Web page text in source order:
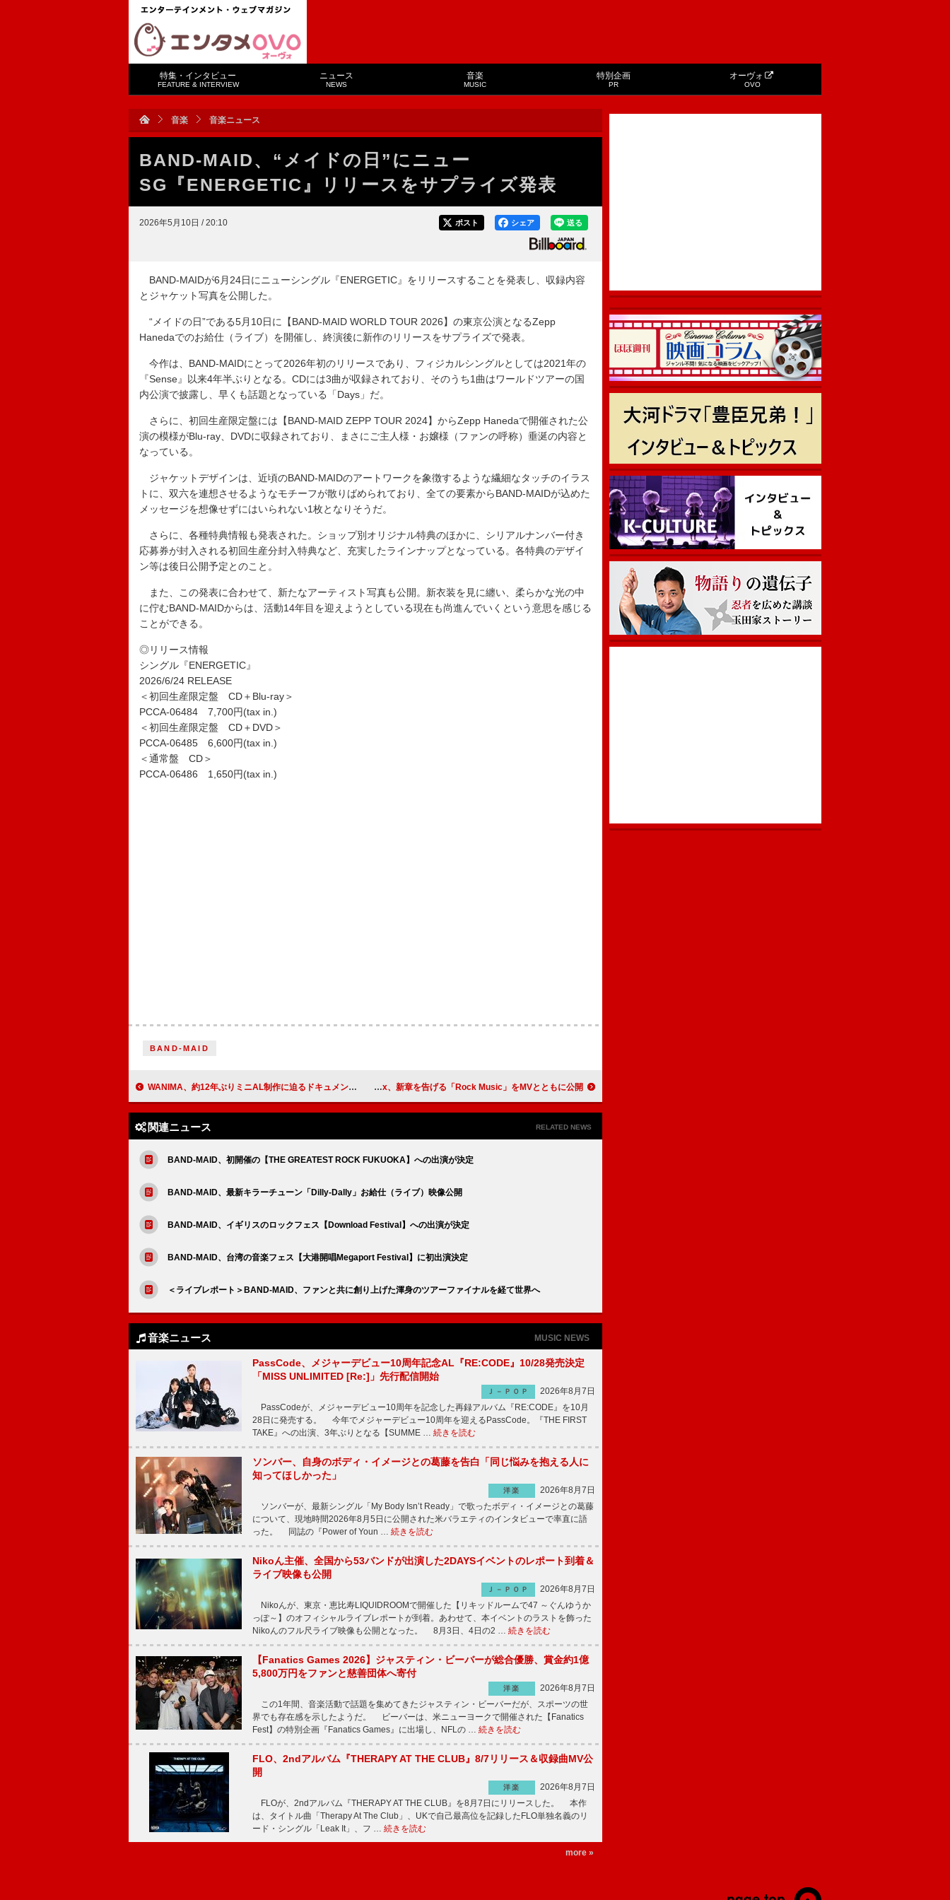
特集・インタビュー
FEATURE & INTERVIEW
ニュース
NEWS
音楽
MUSIC
特別企画
PR
オーヴォ
OVO
音楽 音楽ニュース
BAND-MAID、“メイドの日”にニュー
SG『ENERGETIC』リリースをサプライズ発表
2026年5月10日 / 20:10 送る
シェア
ポスト
BAND-MAIDが6月24日にニューシングル『ENERGETIC』をリリースすることを発表し、収録内容
とジャケット写真を公開した。
“メイドの日”である5月10日に【BAND-MAID WORLD TOUR 2026】の東京公演となるZepp
Hanedaでのお給仕（ライブ）を開催し、終演後に新作のリリースをサプライズで発表。
今作は、BAND-MAIDにとって2026年初のリリースであり、フィジカルシングルとしては2021年の
『Sense』以来4年半ぶりとなる。CDには3曲が収録されており、そのうち1曲はワールドツアーの国
内公演で披露し、早くも話題となっている「Days」だ。
さらに、初回生産限定盤には【BAND-MAID ZEPP TOUR 2024】からZepp Hanedaで開催された公
演の模様がBlu-ray、DVDに収録されており、まさにご主人様・お嬢様（ファンの呼称）垂涎の内容と
なっている。
ジャケットデザインは、近頃のBAND-MAIDのアートワークを象徴するような繊細なタッチのイラス
トに、双六を連想させるようなモチーフが散りばめられており、全ての要素からBAND-MAIDが込めた
メッセージを想像せずにはいられない1枚となりそうだ。
さらに、各種特典情報も発表された。ショップ別オリジナル特典のほかに、シリアルナンバー付き
応募券が封入される初回生産分封入特典など、充実したラインナップとなっている。各特典のデザイ
ン等は後日公開予定とのこと。
また、この発表に合わせて、新たなアーティスト写真も公開。新衣装を見に纏い、柔らかな光の中
に佇むBAND-MAIDからは、活動14年目を迎えようとしている現在も尚進んでいくという意思を感じる
ことができる。
◎リリース情報
シングル『ENERGETIC』
2026/6/24 RELEASE
＜初回生産限定盤 CD＋Blu-ray＞
PCCA-06484 7,700円(tax in.)
＜初回生産限定盤 CD＋DVD＞
PCCA-06485 6,600円(tax in.)
＜通常盤 CD＞
PCCA-06486 1,650円(tax in.)
BAND-MAID
WANIMA、約12年ぶりミニAL制作に迫るドキュメンタリー映像公開 チャーリーxcx、新章を告げる「Rock Music」をMVとともに公開
関連ニュース RELATED NEWS
BAND-MAID、初開催の【THE GREATEST ROCK FUKUOKA】への出演が決定
BAND-MAID、最新キラーチューン「Dilly-Dally」お給仕（ライブ）映像公開
BAND-MAID、イギリスのロックフェス【Download Festival】への出演が決定
BAND-MAID、台湾の音楽フェス【大港開唱Megaport Festival】に初出演決定
＜ライブレポート＞BAND-MAID、ファンと共に創り上げた渾身のツアーファイナルを経て世界へ
音楽ニュース MUSIC NEWS
PassCode、メジャーデビュー10周年記念AL『RE:CODE』10/28発売決定
「MISS UNLIMITED [Re:]」先行配信開始
Ｊ－ＰＯＰ
2026年8月7日
PassCodeが、メジャーデビュー10周年を記念した再録アルバム『RE:CODE』を10月
28日に発売する。 今年でメジャーデビュー10周年を迎えるPassCode。『THE FIRST
TAKE』への出演、3年ぶりとなる【SUMME … 続きを読む
ソンバー、自身のボディ・イメージとの葛藤を告白「同じ悩みを抱える人に
知ってほしかった」
洋楽
2026年8月7日
ソンバーが、最新シングル「My Body Isn’t Ready」で歌ったボディ・イメージとの葛藤
について、現地時間2026年8月5日に公開された米バラエティのインタビューで率直に語
った。 同誌の『Power of Youn … 続きを読む
Nikoん主催、全国から53バンドが出演した2DAYSイベントのレポート到着＆
ライブ映像も公開
Ｊ－ＰＯＰ
2026年8月7日
Nikoんが、東京・恵比寿LIQUIDROOMで開催した【リキッドルームで47 ～ぐんゆうか
っぽ～】のオフィシャルライブレポートが到着。あわせて、本イベントのラストを飾った
Nikoんのフル尺ライブ映像も公開となった。 8月3日、4日の2 … 続きを読む
【Fanatics Games 2026】ジャスティン・ビーバーが総合優勝、賞金約1億
5,800万円をファンと慈善団体へ寄付
洋楽
2026年8月7日
この1年間、音楽活動で話題を集めてきたジャスティン・ビーバーだが、スポーツの世
界でも存在感を示したようだ。 ビーバーは、米ニューヨークで開催された【Fanatics
Fest】の特別企画『Fanatics Games』に出場し、NFLの … 続きを読む
FLO、2ndアルバム『THERAPY AT THE CLUB』8/7リリース＆収録曲MV公
開
洋楽
2026年8月7日
FLOが、2ndアルバム『THERAPY AT THE CLUB』を8月7日にリリースした。 本作
は、タイトル曲「Therapy At The Club」、UKで自己最高位を記録したFLO単独名義のリ
ード・シングル「Leak It」、フ … 続きを読む
more »